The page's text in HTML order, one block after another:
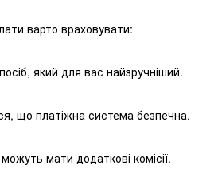
варто враховувати:
який для вас найзручніший.
що платіжна система безпечна.
мати додаткові комісії.